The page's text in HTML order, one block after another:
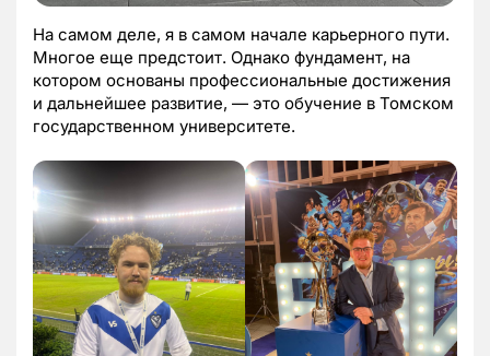
На самом деле, я в самом начале карьерного пути.
Многое еще предстоит. Однако фундамент, на
котором основаны профессиональные достижения
и дальнейшее развитие, — это обучение в Томском
государственном университете.